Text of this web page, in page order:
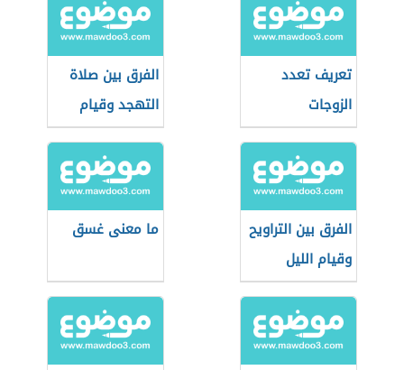
تعريف تعدد
الزوجات
الفرق بين صلاة
التهجد وقيام
الليل والتراويح
الفرق بين التراويح
وقيام الليل
ما معنى غسق